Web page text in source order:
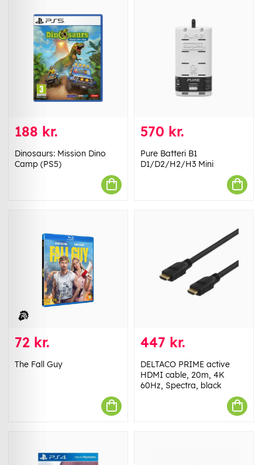
188 kr.
Dinosaurs: Mission Dino
Camp (PS5)
570 kr.
Pure Batteri B1
D1/D2/H2/H3 Mini
72 kr.
The Fall Guy
447 kr.
DELTACO PRIME active
HDMI cable, 20m, 4K
60Hz, Spectra, black